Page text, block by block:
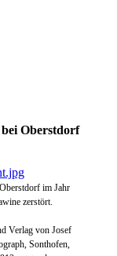
bei Oberstdorf
im Jahr
zerstört.
Verlag von Josef
Sonthofen,